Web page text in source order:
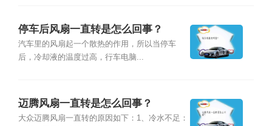
停车后风扇一直转是怎么回事？
汽车里的风扇起一个散热的作用，所以当停车
后，冷却液的温度过高，行车电脑...
迈腾风扇一直转是怎么回事？
大众迈腾风扇一直转的原因如下：1、冷水不足：